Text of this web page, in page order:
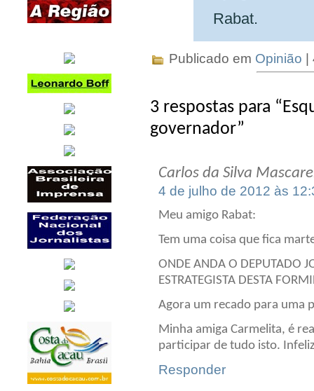
Rabat.
Publicado em Opinião |
3 respostas para
governador”
Carlos da Silva
4 de julho de 2012 às
Meu amigo Rabat:
Tem uma coisa que fica
ONDE ANDA O DEPUTADO
ESTRATEGISTA DESTA
Agora um recado para uma
Minha amiga Carmelita, é
participar de tudo isto.
Responder